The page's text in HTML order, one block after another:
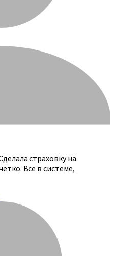
страховку на
Все в системе,